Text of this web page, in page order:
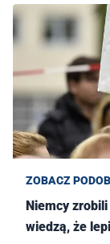
ZOBACZ
Niemcy
wiedzą, że